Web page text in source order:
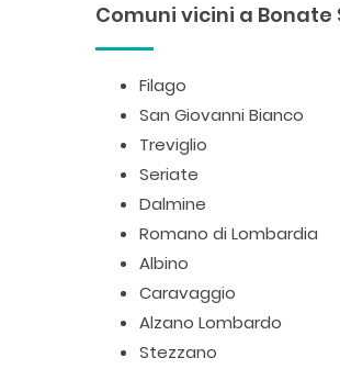
Comuni vicini a
Filago
San Giovanni Bianco
Treviglio
Seriate
Dalmine
Romano di Lombardia
Albino
Caravaggio
Alzano Lombardo
Stezzano